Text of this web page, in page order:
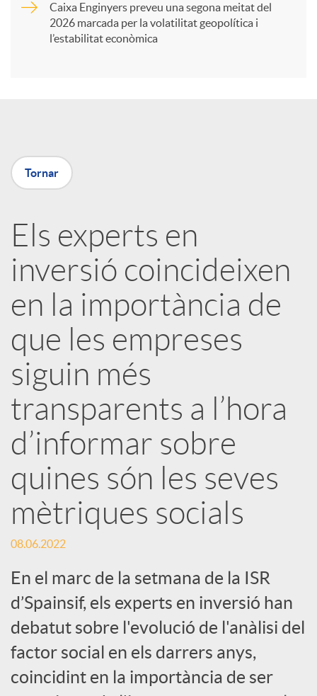
X
r
x
e
s
S
o
c
i
a
l
Caixa Enginyers preveu una segona meitat del
2026 marcada per la volatilitat geopolítica i
l’estabilitat econòmica
Tornar
Els experts en
inversió coincideixen
en la importància de
que les empreses
siguin més
transparents a l’hora
d’informar sobre
quines són les seves
mètriques socials
08.06.2022
En el marc de la setmana de la ISR
d’Spainsif, els experts en inversió han
debatut sobre l'evolució de l'anàlisi del
factor social en els darrers anys,
coincidint en la importància de ser